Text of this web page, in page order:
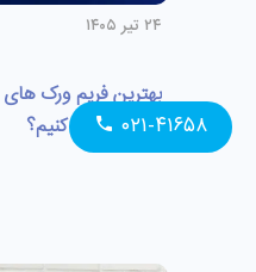
۲۴ تیر ۱۴۰۵
خود انتخاب کنیم؟۰۲۱-۴۱۶۵۸